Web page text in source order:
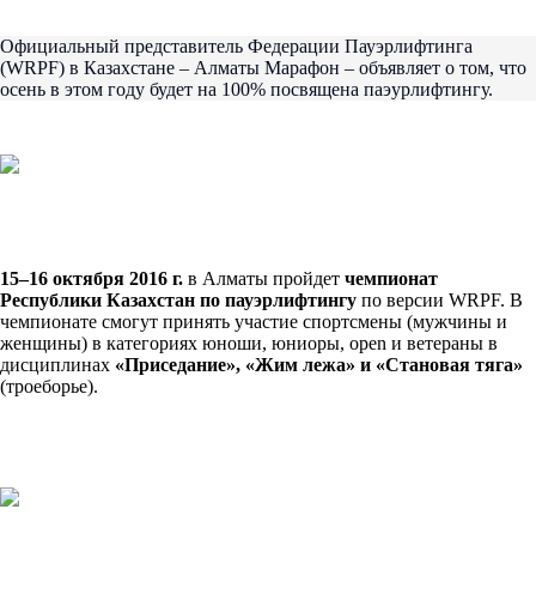
Официальный представитель Федерации Пауэрлифтинга
(WRPF) в Казахстане – Алматы Марафон – объявляет о том, что
осень в этом году будет на 100% посвящена паэурлифтингу.
15–16 октября 2016 г. в Алматы пройдет чемпионат
Республики Казахстан по пауэрлифтингу по версии WRPF. В
чемпионате смогут принять участие спортсмены (мужчины и
женщины) в категориях юноши, юниоры, open и ветераны в
дисциплинах «Приседание», «Жим лежа» и «Становая тяга»
(троеборье).